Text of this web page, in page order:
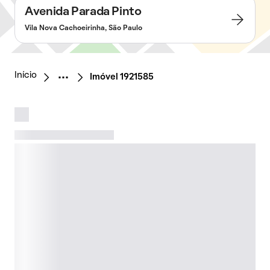
Avenida Parada Pinto
Vila Nova Cachoeirinha, São Paulo
Início Imóvel 1921585